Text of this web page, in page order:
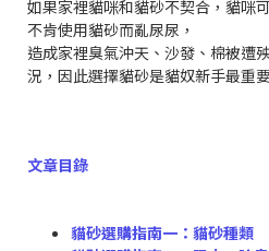
如果家裡貓咪和貓砂不契合，貓咪
不肯使用貓砂而亂尿尿，
造成家裡臭氣沖天、沙發、棉被遭
況，因此選擇貓砂是貓奴新手最重
文章目錄
貓砂選購指南一：貓砂種類